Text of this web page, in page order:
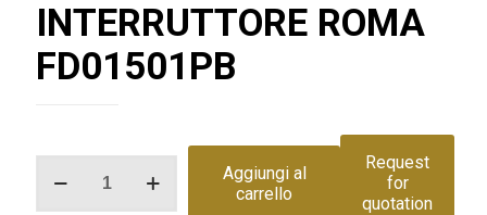
INTERRUTTORE ROMA
FD01501PB
ROMA
Aggiungi al
carrello
Request
for
quotation